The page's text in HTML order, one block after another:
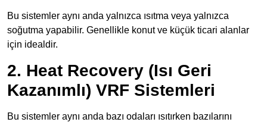
Bu sistemler aynı anda yalnızca ısıtma veya yalnızca
soğutma yapabilir. Genellikle konut ve küçük ticari alanlar
için idealdir.
2. Heat Recovery (Isı Geri
Kazanımlı) VRF Sistemleri
Bu sistemler aynı anda bazı odaları ısıtırken bazılarını